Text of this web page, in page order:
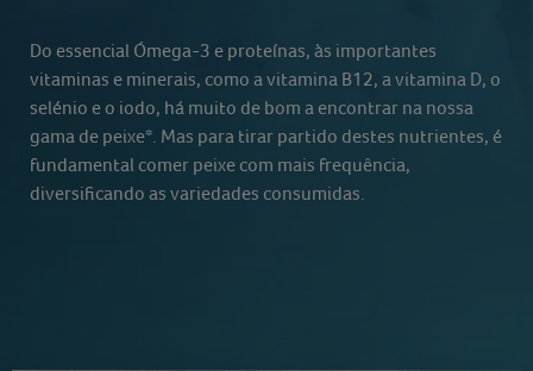
Do essencial Ómega-3 e proteínas, às importantes
vitaminas e minerais, como a vitamina B12, a vitamina D, o
selénio e o iodo, há muito de bom a encontrar na nossa
gama de peixe*. Mas para tirar partido destes nutrientes, é
fundamental comer peixe com mais frequência,
diversificando as variedades consumidas.